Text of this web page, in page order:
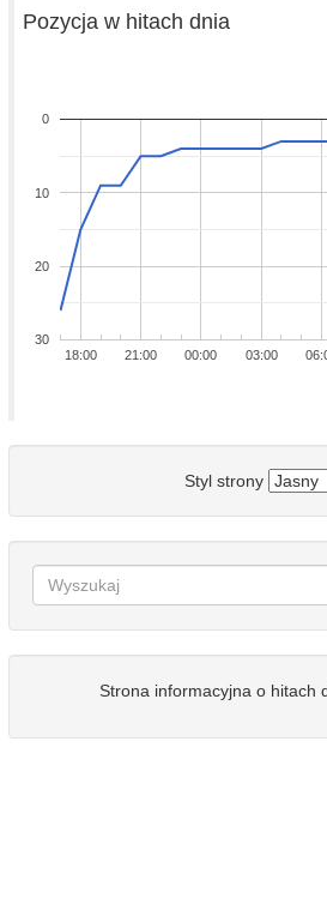
Pozycja w hitach dnia
18:00 21:00 00:00 03:00
0
10
20
30
Styl strony
Strona informacyjna o hitach